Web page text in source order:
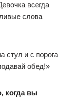
всегда
слова
стул и с порога
обед!»
когда вы